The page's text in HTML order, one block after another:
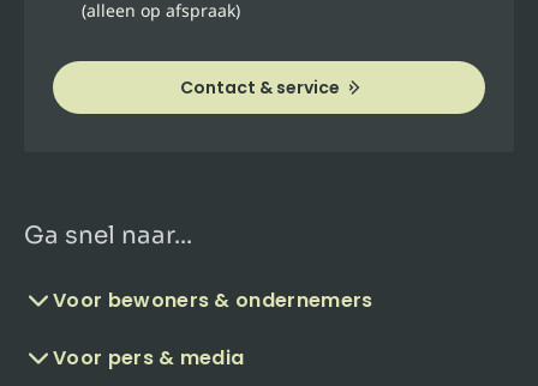
(alleen op afspraak)
Contact & service
Ga snel naar...
Voor bewoners & ondernemers
Voor pers & media